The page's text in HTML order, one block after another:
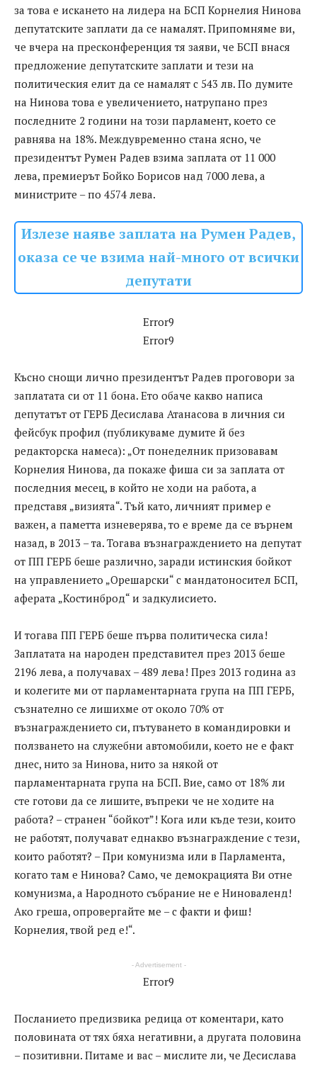
за това е искането на лидера на БСП Корнелия Нинова
депутатските заплати да се намалят. Припомняме ви,
че вчера на пресконференция тя заяви, че БСП внася
предложение депутатските заплати и тези на
политическия елит да се намалят с 543 лв. По думите
на Нинова това е увеличението, натрупано през
последните 2 години на този парламент, което се
равнява на 18%. Междувременно стана ясно, че
президентът Румен Радев взима заплата от 11 000
лева, премиерът Бойко Борисов над 7000 лева, а
министрите – по 4574 лева.
Излезе наяве заплата на Румен Радев,
оказа се че взима най-много от всички
депутати
Error9
Error9
Късно снощи лично президентът Радев проговори за
заплатата си от 11 бона. Ето обаче какво написа
депутатът от ГЕРБ Десислава Атанасова в личния си
фейсбук профил (публикуваме думите й без
редакторска намеса): „От понеделник призовавам
Корнелия Нинова, да покаже фиша си за заплата от
последния месец, в който не ходи на работа, а
представя „визията“. Тъй като, личният пример е
важен, а паметта изневерява, то е време да се върнем
назад, в 2013 – та. Тогава възнаграждението на депутат
от ПП ГЕРБ беше различно, заради истинския бойкот
на управлението „Орешарски“ с мандатоносител БСП,
аферата „Костинброд“ и задкулисието.
И тогава ПП ГЕРБ беше първа политическа сила!
Заплатата на народен представител през 2013 беше
2196 лева, а получавах – 489 лева! През 2013 година аз
и колегите ми от парламентарната група на ПП ГЕРБ,
съзнателно се лишихме от около 70% от
възнаграждението си, пътуването в командировки и
ползването на служебни автомобили, което не е факт
днес, нито за Нинова, нито за някой от
парламентарната група на БСП. Вие, само от 18% ли
сте готови да се лишите, въпреки че не ходите на
работа? – странен “бойкот”! Кога или къде тези, които
не работят, получават еднакво възнаграждение с тези,
които работят? – При комунизма или в Парламента,
когато там е Нинова? Само, че демокрацията Ви отне
комунизма, а Народното събрание не е Ниноваленд!
Ако греша, опровергайте ме – с факти и фиш!
Корнелия, твой ред е!“.
- Advertisement -
Error9
Посланието предизвика редица от коментари, като
половината от тях бяха негативни, а другата половина
– позитивни. Питаме и вас – мислите ли, че Десислава